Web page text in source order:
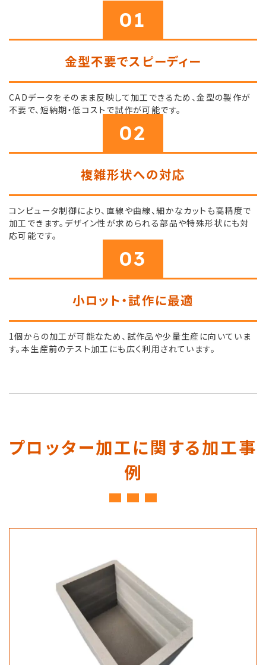
01
金型不要でスピーディー
CADデータをそのまま反映して加工できるため、金型の製作が
不要で、短納期・低コストで試作が可能です。
02
複雑形状への対応
コンピュータ制御により、直線や曲線、細かなカットも高精度で
加工できます。デザイン性が求められる部品や特殊形状にも対
応可能です。
03
小ロット・試作に最適
1個からの加工が可能なため、試作品や少量生産に向いていま
す。本生産前のテスト加工にも広く利用されています。
プロッター加工に関する加工事
例